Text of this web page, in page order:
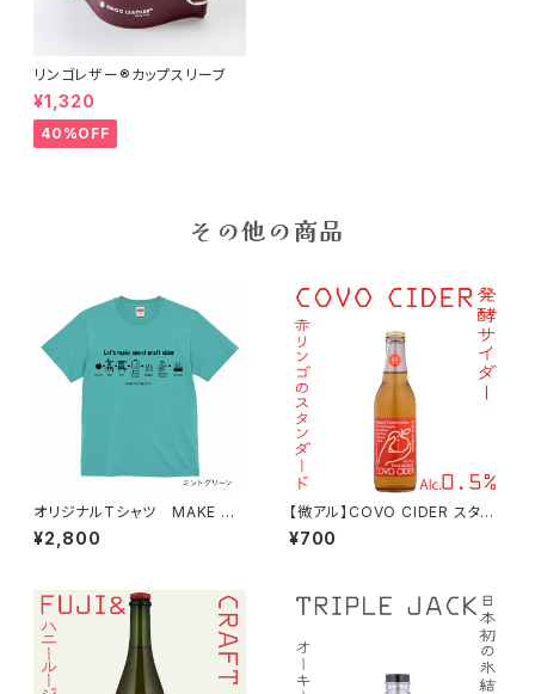
リンゴレザー®︎カップスリーブ
¥1,320
40%OFF
その他の商品
オリジナルTシャツ MAKE CI
DER（4色 5サイズ）
¥2,800
【微アル】COVO CIDER スタン
ダード 330ml ノンアルコール
発酵サイダー
¥700